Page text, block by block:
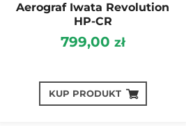
Aerograf Iwata Revolution
HP-CR
799,00zł
KUP PRODUKT